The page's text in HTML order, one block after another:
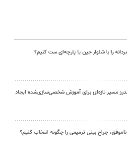
را با شلوار جین یا پارچه‌ای ست کنیم؟
مسیر تازه‌ای برای آموزش شخصی‌سازی‌شده ایجاد
جراح بینی ترمیمی را چگونه انتخاب کنیم؟